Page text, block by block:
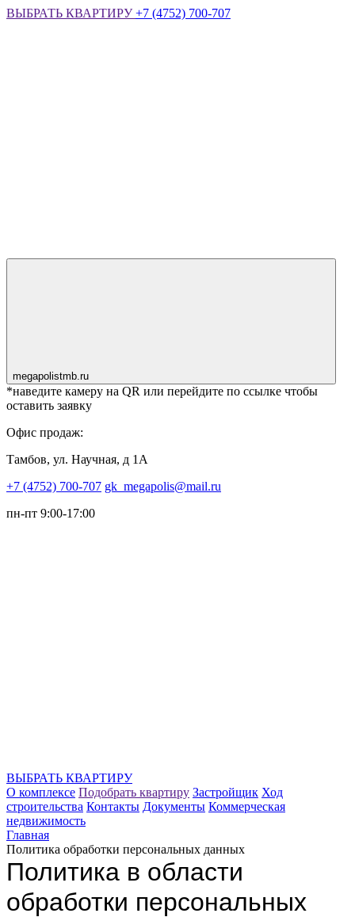
ВЫБРАТЬ КВАРТИРУ+7 (4752) 700-707
megapolistmb.ru
*наведите камеру на QR или перейдите по ссылке чтобы
оставить заявку
Офис продаж:
Тамбов, ул. Научная, д 1А
+7 (4752) 700-707 gk_megapolis@mail.ru
пн-пт 9:00-17:00
ВЫБРАТЬ КВАРТИРУ
О комплексе Подобрать квартиру Застройщик Ход
строительства Контакты Документы Коммерческая
недвижимость
Главная
Политика обработки персональных данных
Политика в области
обработки персональных